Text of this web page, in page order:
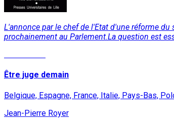
L'annonce par le chef de l'Etat d'une réforme
prochainement au Parlement.La question est
Être juge demain
Belgique, Espagne, France, Italie, Pays-Bas,
Jean-Pierre Royer